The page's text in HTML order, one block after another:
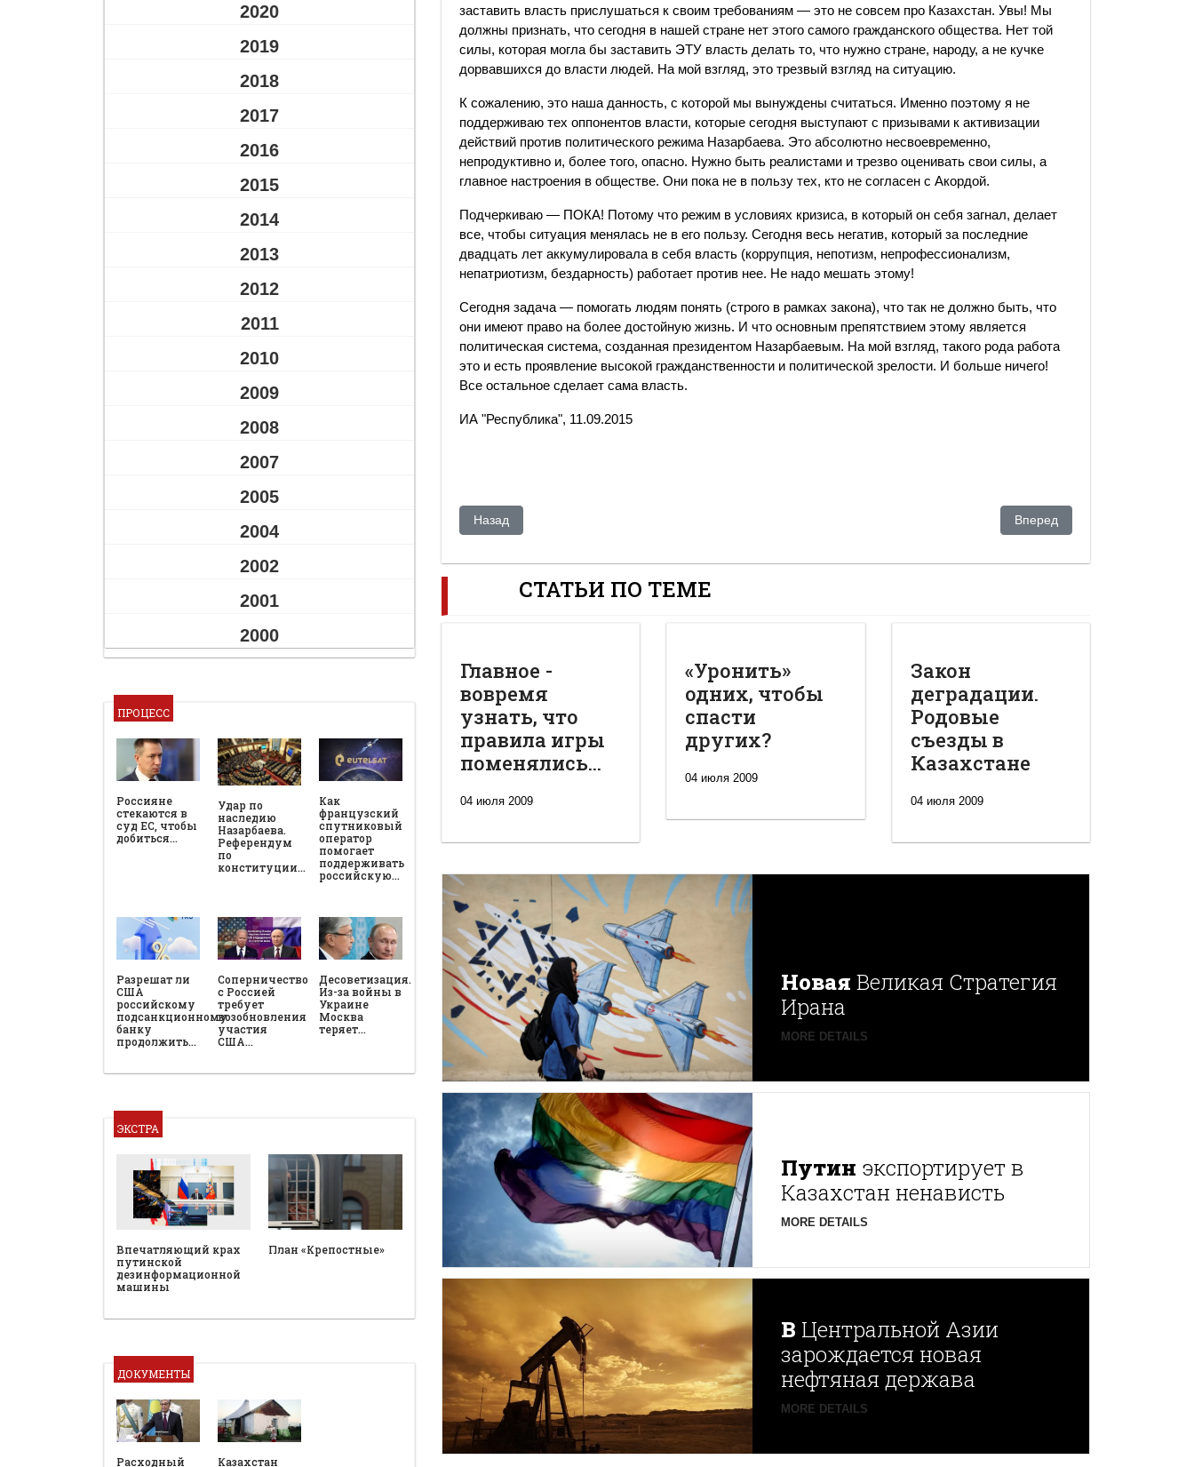
2020
2019
2018
2017
2016
2015
2014
2013
2012
2011
2010
2009
2008
2007
2005
2004
2002
2001
2000
ПРОЦЕСС
Россияне
стекаются в
суд ЕС, чтобы
добиться…
Удар по
наследию
Назарбаева.
Референдум
по
конституции…
Как
французский
спутниковый
оператор
помогает
поддерживать
российскую…
Разрешат ли
США
российскому
подсанкционному
банку
продолжить…
Соперничество
с Россией
требует
возобновления
участия
США…
Десоветизация.
Из-за войны в
Украине
Москва
теряет…
ЭКСТРА
Впечатляющий крах
путинской
дезинформационной
машины
План «Крепостные»
ДОКУМЕНТЫ
Расходный
Казахстан
заставить власть прислушаться к своим требованиям — это не совсем про Казахстан. Увы! Мы
должны признать, что сегодня в нашей стране нет этого самого гражданского общества. Нет той
силы, которая могла бы заставить ЭТУ власть делать то, что нужно стране, народу, а не кучке
дорвавшихся до власти людей. На мой взгляд, это трезвый взгляд на ситуацию.
К сожалению, это наша данность, с которой мы вынуждены считаться. Именно поэтому я не
поддерживаю тех оппонентов власти, которые сегодня выступают с призывами к активизации
действий против политического режима Назарбаева. Это абсолютно несвоевременно,
непродуктивно и, более того, опасно. Нужно быть реалистами и трезво оценивать свои силы, а
главное настроения в обществе. Они пока не в пользу тех, кто не согласен с Акордой.
Подчеркиваю — ПОКА! Потому что режим в условиях кризиса, в который он себя загнал, делает
все, чтобы ситуация менялась не в его пользу. Сегодня весь негатив, который за последние
двадцать лет аккумулировала в себя власть (коррупция, непотизм, непрофессионализм,
непатриотизм, бездарность) работает против нее. Не надо мешать этому!
Сегодня задача — помогать людям понять (строго в рамках закона), что так не должно быть, что
они имеют право на более достойную жизнь. И что основным препятствием этому является
политическая система, созданная президентом Назарбаевым. На мой взгляд, такого рода работа
это и есть проявление высокой гражданственности и политической зрелости. И больше ничего!
Все остальное сделает сама власть.
ИА "Республика", 11.09.2015
Предыдущий: Блеск и нищета казахской мечты
Назад Следующий: Политический
Вперед
СТАТЬИ ПО ТЕМЕ
Главное -
вовремя
узнать, что
правила игры
поменялись...
04 июля 2009
«Уронить»
одних, чтобы
спасти
других?
04 июля 2009
Закон
деградации.
Родовые
съезды в
Казахстане
04 июля 2009
Новая Великая Стратегия
Ирана
MORE DETAILS
Путин экспортирует в
Казахстан ненависть
MORE DETAILS
В Центральной Азии
зарождается новая
нефтяная держава
MORE DETAILS